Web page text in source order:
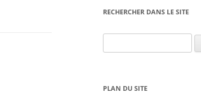
LE LANGAGE POUR PROCESSING
ARDUINO : PROGRAMMER AVEC
NOS RÉALISATIONS EN 3D
IMPRESSION 3D DU NET
RECHERCHER DANS LE SITE
PLAN DU SITE